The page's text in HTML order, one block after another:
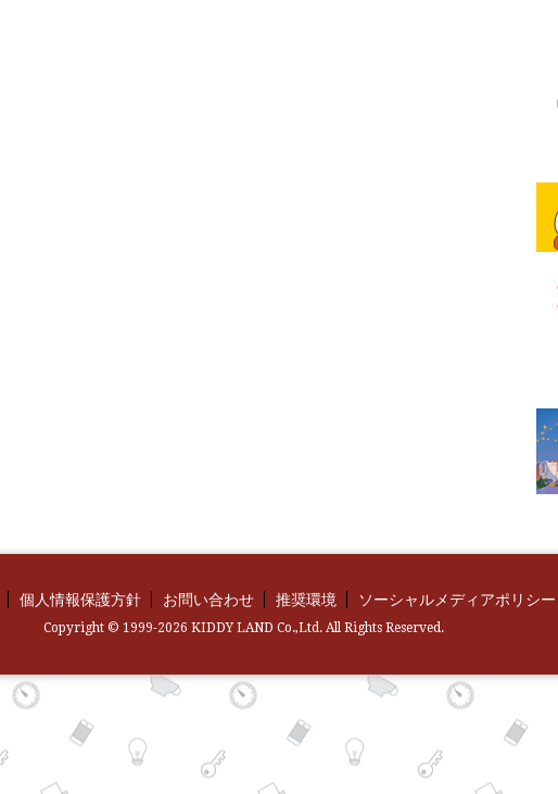
個人情報保護方針 お問い合わせ 推奨環境 ソーシャルメディアポリシー
Copyright © 1999-2026 KIDDY LAND Co.,Ltd. All Rights Reserved.